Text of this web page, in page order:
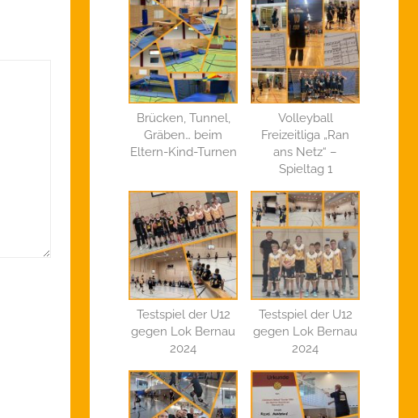
Brücken, Tunnel,
Gräben… beim
Eltern-Kind-Turnen
Volleyball
Freizeitliga „Ran
ans Netz“ –
Spieltag 1
Testspiel der U12
gegen Lok Bernau
2024
Testspiel der U12
gegen Lok Bernau
2024